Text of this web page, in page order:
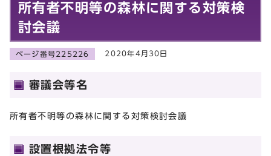
所有者不明等の森林に関する対策検
討会議
ページ番号225226 2020年4月30日
審議会等名
所有者不明等の森林に関する対策検討会議
設置根拠法令等